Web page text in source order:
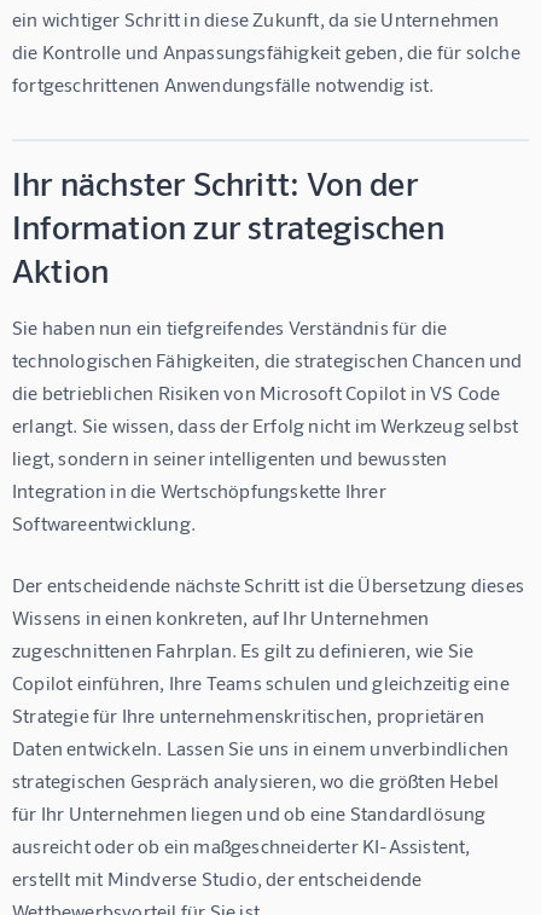
ein wichtiger Schritt in diese Zukunft, da sie Unternehmen
die Kontrolle und Anpassungsfähigkeit geben, die für solche
fortgeschrittenen Anwendungsfälle notwendig ist.
Ihr nächster Schritt: Von der
Information zur strategischen
Aktion
Sie haben nun ein tiefgreifendes Verständnis für die
technologischen Fähigkeiten, die strategischen Chancen und
die betrieblichen Risiken von Microsoft Copilot in VS Code
erlangt. Sie wissen, dass der Erfolg nicht im Werkzeug selbst
liegt, sondern in seiner intelligenten und bewussten
Integration in die Wertschöpfungskette Ihrer
Softwareentwicklung.
Der entscheidende nächste Schritt ist die Übersetzung dieses
Wissens in einen konkreten, auf Ihr Unternehmen
zugeschnittenen Fahrplan. Es gilt zu definieren, wie Sie
Copilot einführen, Ihre Teams schulen und gleichzeitig eine
Strategie für Ihre unternehmenskritischen, proprietären
Daten entwickeln. Lassen Sie uns in einem unverbindlichen
strategischen Gespräch analysieren, wo die größten Hebel
für Ihr Unternehmen liegen und ob eine Standardlösung
ausreicht oder ob ein maßgeschneiderter KI-Assistent,
erstellt mit Mindverse Studio, der entscheidende